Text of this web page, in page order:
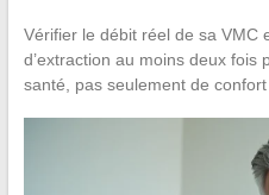
Vérifier le débit réel de sa VMC
d’extraction au moins deux fois
santé, pas seulement de confort